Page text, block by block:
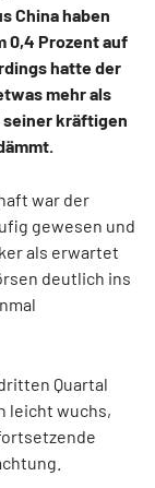
China haben
0,4 Prozent auf
hatte der
mehr als
seiner kräftigen
war der
gewesen und
als erwartet
deutlich ins
Quartal
leicht wuchs,